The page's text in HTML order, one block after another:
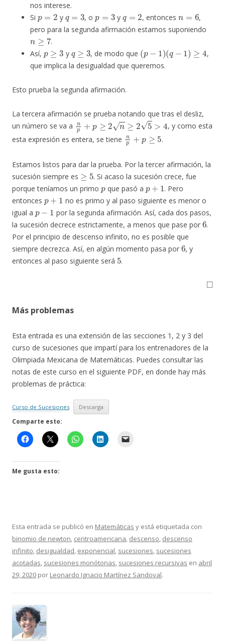
nos interese.
Si
p =2
y
q=
, o y , entonces
,
pero para la segunda afirmación estamos suponiendo
n≥7
.
Así,
p≥
y , de modo que
(p (q 4
,
que implica la desigualdad que queremos.
Esto prueba la segunda afirmación.
La tercera afirmación se prueba notando que tras el desliz,
un número se va a
np+p≥2n≥ 25>4
, y como esta
esta expresión es entera, se tiene
np p 5
.
Estamos listos para dar la prueba. Por la tercer afirmación, la
sucesión siempre es
≥5
. Si acaso la sucesión crece, fue
porque teníamos un primo
p
que pasó a
p+1
. Pero
entonces
p+1
no es primo y al paso siguiente es menor o
igual a
p−1
por la segunda afirmación. Así, cada dos pasos,
la sucesión decrece estrictamente, a menos que pase por
6
.
Por el principio de descenso infinito, no es posible que
siempre decrezca. Así, en algún momento pasa por
6
, y
entonces al paso siguiente será
5
.
◻
Más problemas
Esta entrada es una extensión de las secciones 1, 2 y 3 del
curso de sucesiones que impartí para los entrenadores de la
Olimpiada Mexicana de Matemáticas. Puedes consultar las
notas de este curso en el siguiente PDF, en donde hay más
problemas de práctica:
Curso de Sucesiones Descarga
Comparte esto:
Me gusta esto:
Esta entrada se publicó en Matemáticas y está etiquetada con
binomio de newton, centroamericana, descenso, descenso
infinito, desigualdad, exponencial, sucesiones, sucesiones
acotadas, sucesiones monótonas, sucesiones recursivas en abril
29, 2020 por Leonardo Ignacio Martínez Sandoval.